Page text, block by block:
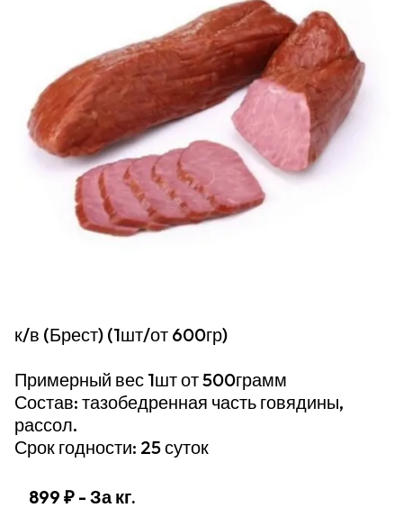
к/в (Брест) (1шт/от 600гр)
Примерный вес 1шт от 500грамм
Состав: тазобедренная часть говядины,
рассол.
Срок годности: 25 суток
899 ₽ - За кг.